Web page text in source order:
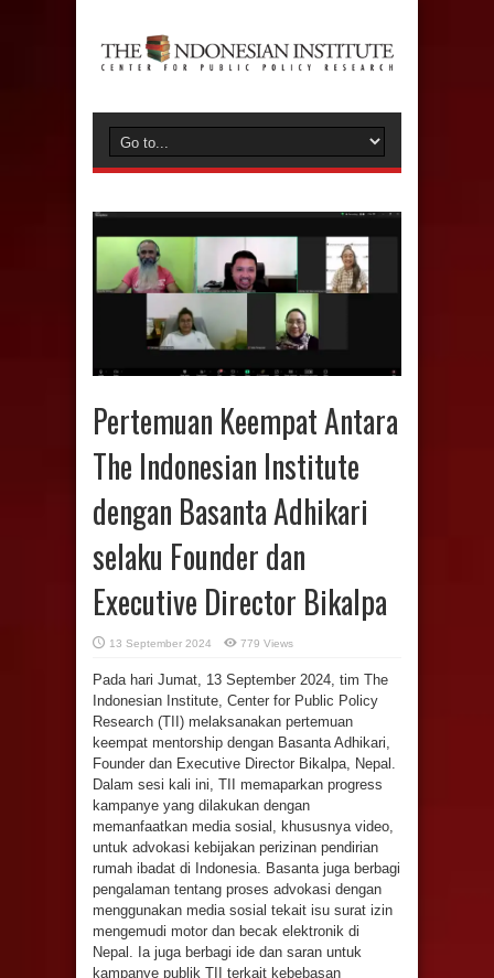
Pertemuan Keempat Antara
The Indonesian Institute
dengan Basanta Adhikari
selaku Founder dan
Executive Director Bikalpa
13 September 2024 779 Views
Pada hari Jumat, 13 September 2024, tim The
Indonesian Institute, Center for Public Policy
Research (TII) melaksanakan pertemuan
keempat mentorship dengan Basanta Adhikari,
Founder dan Executive Director Bikalpa, Nepal.
Dalam sesi kali ini, TII memaparkan progress
kampanye yang dilakukan dengan
memanfaatkan media sosial, khususnya video,
untuk advokasi kebijakan perizinan pendirian
rumah ibadat di Indonesia. Basanta juga berbagi
pengalaman tentang proses advokasi dengan
menggunakan media sosial tekait isu surat izin
mengemudi motor dan becak elektronik di
Nepal. Ia juga berbagi ide dan saran untuk
kampanye publik TII terkait kebebasan